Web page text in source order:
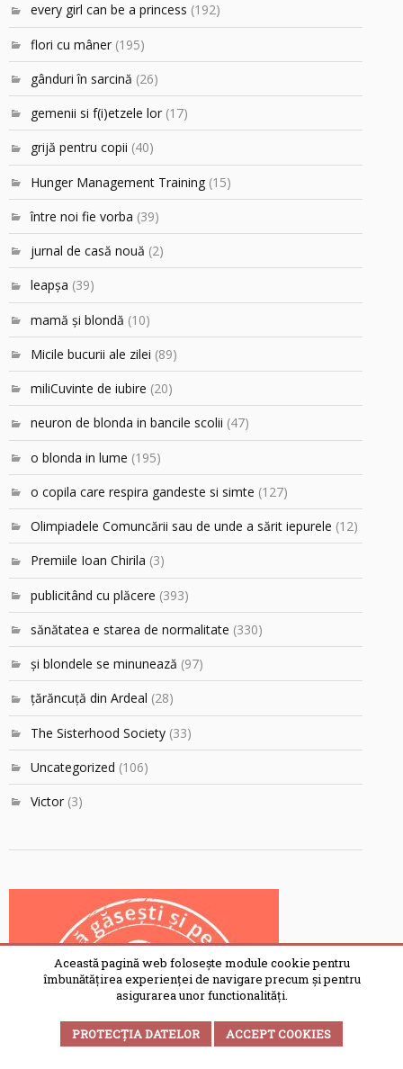
every girl can be a princess (192)
flori cu mâner (195)
gânduri în sarcină (26)
gemenii si f(i)etzele lor (17)
grijă pentru copii (40)
Hunger Management Training (15)
între noi fie vorba (39)
jurnal de casă nouă (2)
leapşa (39)
mamă şi blondă (10)
Micile bucurii ale zilei (89)
miliCuvinte de iubire (20)
neuron de blonda in bancile scolii (47)
o blonda in lume (195)
o copila care respira gandeste si simte (127)
Olimpiadele Comuncării sau de unde a sărit iepurele (12)
Premiile Ioan Chirila (3)
publicitând cu plăcere (393)
sănătatea e starea de normalitate (330)
şi blondele se minunează (97)
ţărăncuţă din Ardeal (28)
The Sisterhood Society (33)
Uncategorized (106)
Victor (3)
Această pagină web folosește module cookie pentru
îmbunătățirea experienței de navigare precum și pentru
asigurarea unor functionalități.
PROTECȚIA DATELOR ACCEPT COOKIES